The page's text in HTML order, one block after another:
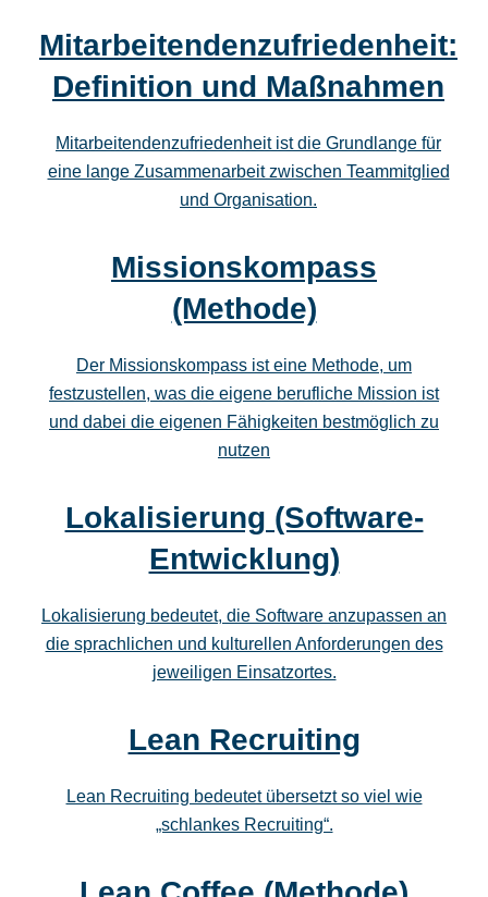
Mitarbeitendenzufriedenheit:
Definition und Maßnahmen
Mitarbeitendenzufriedenheit ist die Grundlange für
eine lange Zusammenarbeit zwischen Teammitglied
und Organisation.
Missionskompass
(Methode)
Der Missionskompass ist eine Methode, um
festzustellen, was die eigene berufliche Mission ist
und dabei die eigenen Fähigkeiten bestmöglich zu
nutzen
Lokalisierung (Software-
Entwicklung)
Lokalisierung bedeutet, die Software anzupassen an
die sprachlichen und kulturellen Anforderungen des
jeweiligen Einsatzortes.
Lean Recruiting
Lean Recruiting bedeutet übersetzt so viel wie
„schlankes Recruiting“.